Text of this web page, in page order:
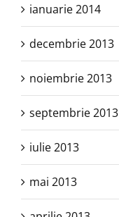
ianuarie 2014
decembrie 2013
noiembrie 2013
septembrie 2013
iulie 2013
mai 2013